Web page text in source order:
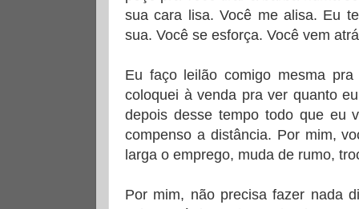
sua cara lisa. Você me alisa. Eu
sua. Você se esforça. Você vem
Eu faço leilão comigo mesma
coloquei à venda pra ver quanto
depois desse tempo todo que eu
compenso a distância. Por mim,
larga o emprego, muda de rumo,
Por mim, não precisa fazer nada